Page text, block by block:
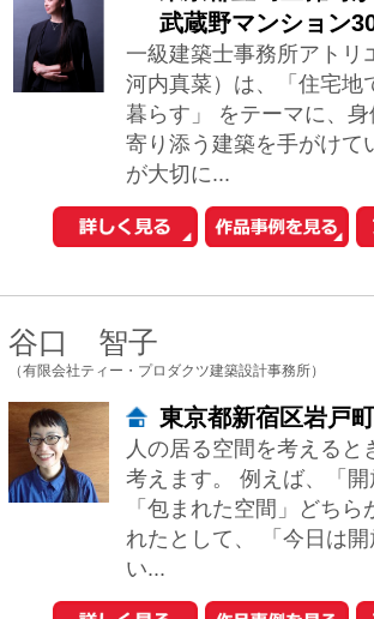
杉浦充
（充総合計画 一級建築士事務所）
東京都目黒区中根２－１９－１９
" 外部はその場所にふさわしい造形と耐
久性を備え、内部は手放しで『気持ちい
い』と感じる空間を。 自然素材や構造
を活かし、シンプルで機能的でありなが
（株式会社ART‐SESSION）
東京都国分寺市東元町3-27-7
ーマに、住宅を中心にデザイン活動を展
開している建築設計事務所です。設計に
あたっては、お客様の要望・コスト等、
様...
1 2 次へ